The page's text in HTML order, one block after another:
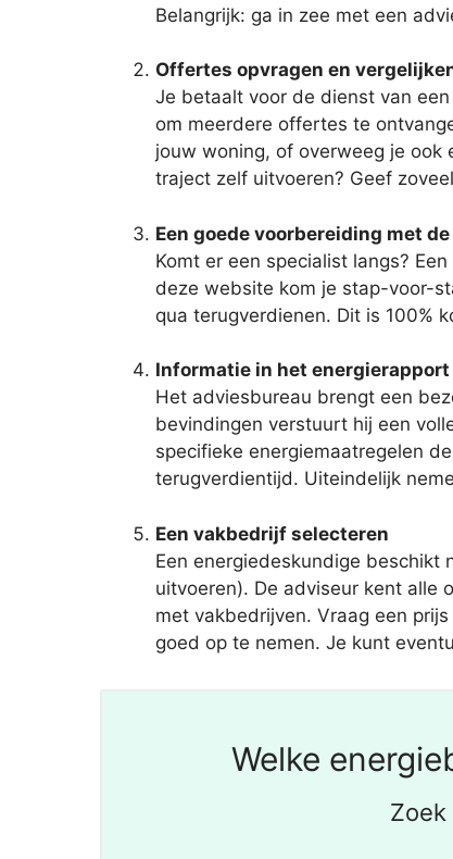
Belangrijk: ga in zee met een
Offertes opvragen en
Je betaalt voor de dienst van
om meerdere offertes te
jouw woning, of overweeg je
traject zelf uitvoeren? Geef
Een goede voorbereiding met
Komt er een specialist langs?
deze website kom je stap-voor-
qua terugverdienen. Dit is 100%
Informatie in het
Het adviesbureau brengt een
bevindingen verstuurt hij een
specifieke energiemaatregelen
terugverdientijd. Uiteindelijk
Een vakbedrijf selecteren
Een energiedeskundige beschikt
uitvoeren). De adviseur kent alle
met vakbedrijven. Vraag een
goed op te nemen. Je kunt
Welke